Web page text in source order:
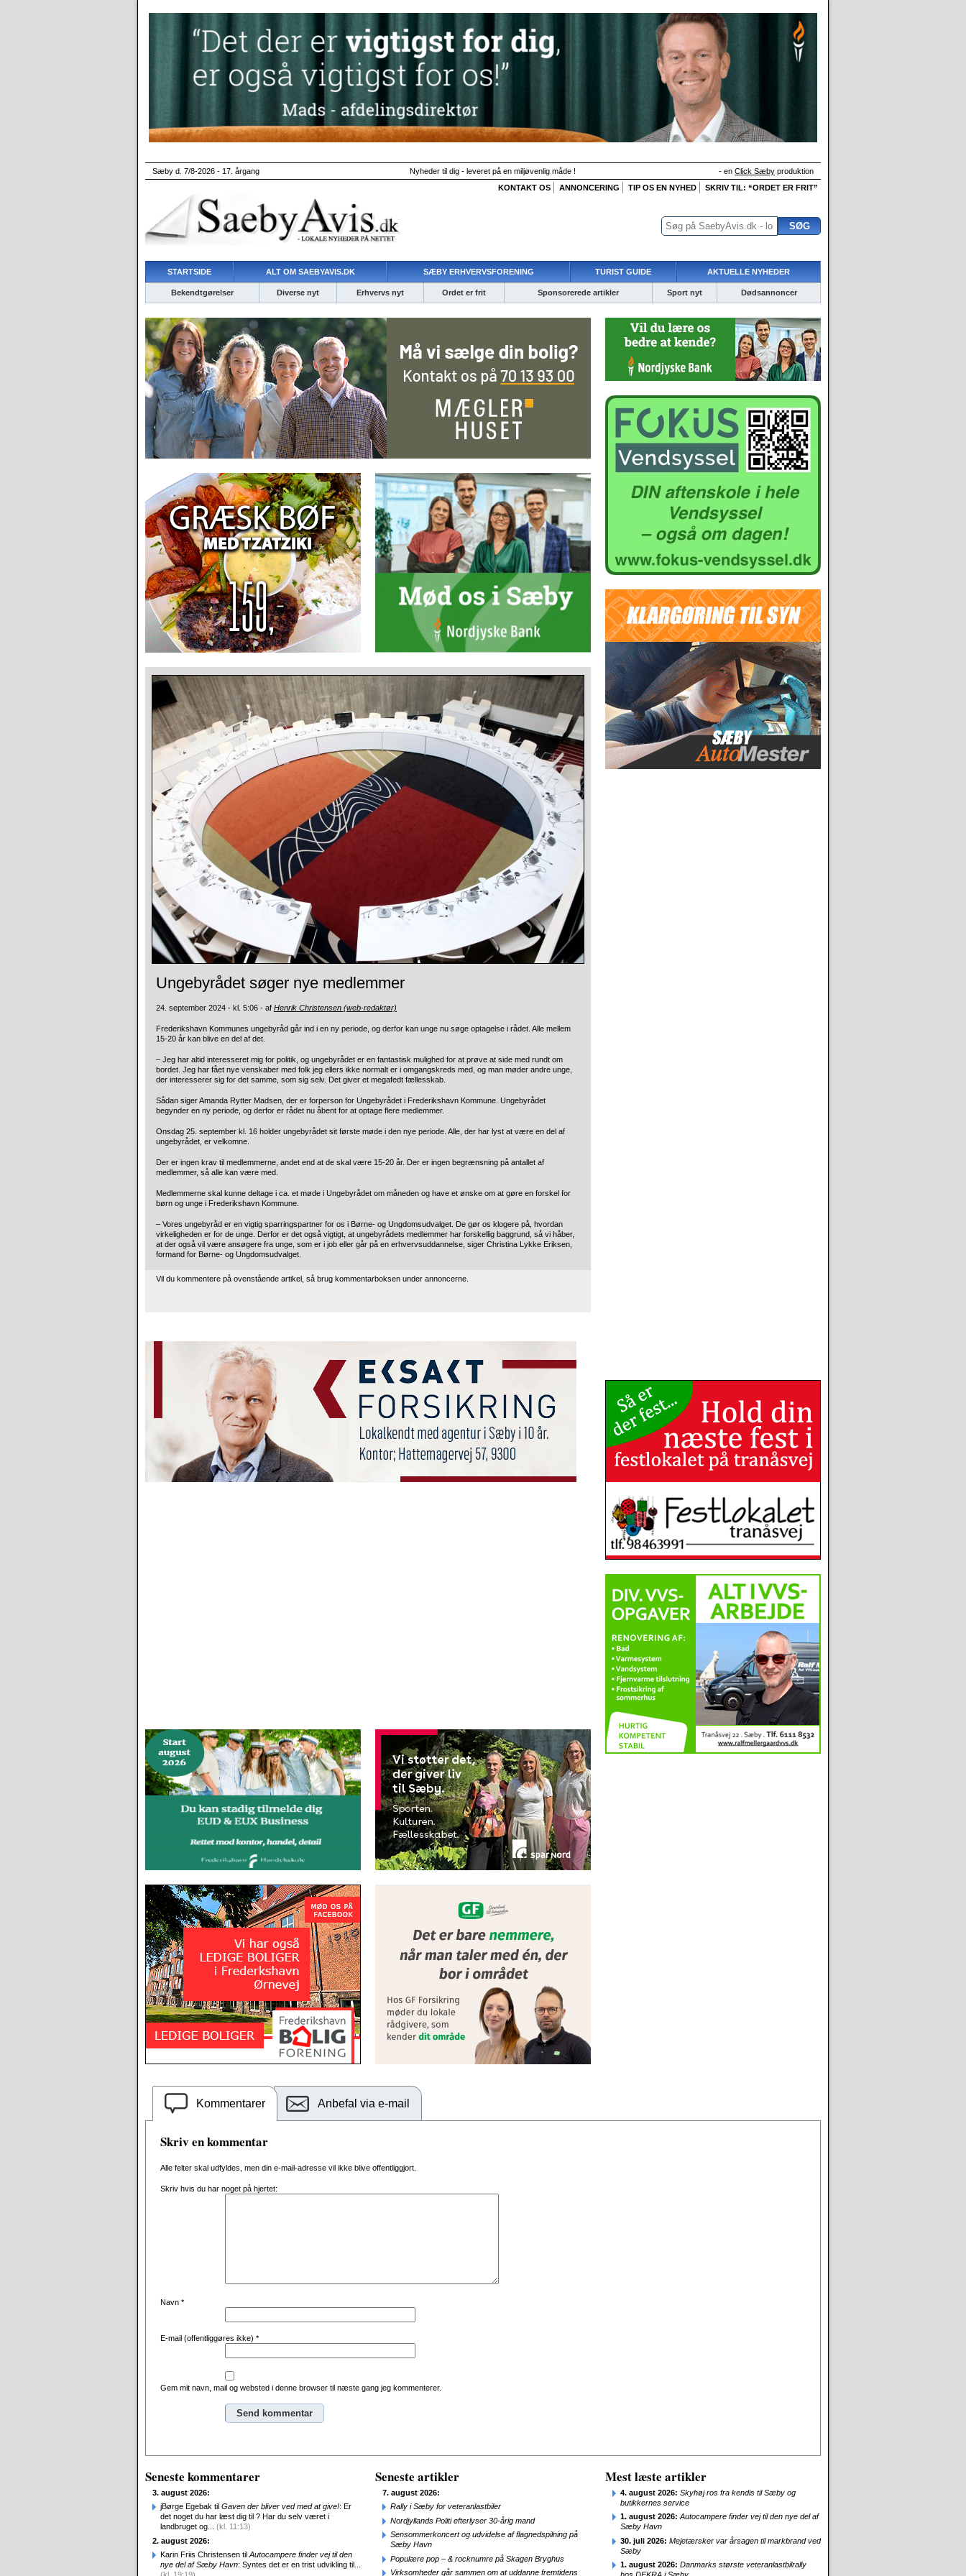
Sæby d. 7/8-2026 - 17. årgang Nyheder til dig - leveret på en miljøvenlig måde ! - en Click Sæby produktion
KONTAKT OS
ANNONCERING TIP OS EN NYHED SKRIV TIL: “ORDET ER FRIT”
STARTSIDE ALT OM SAEBYAVIS.DK SÆBY ERHVERVSFORENING TURIST GUIDE AKTUELLE NYHEDER
Bekendtgørelser Diverse nyt Erhvervs nyt Ordet er frit Sponsorerede artikler Sport nyt Dødsannoncer
Ungebyrådet søger nye medlemmer
24. september 2024 - kl. 5:06 - af Henrik Christensen (web-redaktør)
Frederikshavn Kommunes ungebyråd går ind i en ny periode, og derfor kan unge nu søge optagelse i rådet. Alle mellem
15-20 år kan blive en del af det.
– Jeg har altid interesseret mig for politik, og ungebyrådet er en fantastisk mulighed for at prøve at side med rundt om
bordet. Jeg har fået nye venskaber med folk jeg ellers ikke normalt er i omgangskreds med, og man møder andre unge,
der interesserer sig for det samme, som sig selv. Det giver et megafedt fællesskab.
Sådan siger Amanda Rytter Madsen, der er forperson for Ungebyrådet i Frederikshavn Kommune. Ungebyrådet
begynder en ny periode, og derfor er rådet nu åbent for at optage flere medlemmer.
Onsdag 25. september kl. 16 holder ungebyrådet sit første møde i den nye periode. Alle, der har lyst at være en del af
ungebyrådet, er velkomne.
Der er ingen krav til medlemmerne, andet end at de skal være 15-20 år. Der er ingen begrænsning på antallet af
medlemmer, så alle kan være med.
Medlemmerne skal kunne deltage i ca. et møde i Ungebyrådet om måneden og have et ønske om at gøre en forskel for
børn og unge i Frederikshavn Kommune.
– Vores ungebyråd er en vigtig sparringspartner for os i Børne- og Ungdomsudvalget. De gør os klogere på, hvordan
virkeligheden er for de unge. Derfor er det også vigtigt, at ungebyrådets medlemmer har forskellig baggrund, så vi håber,
at der også vil være ansøgere fra unge, som er i job eller går på en erhvervsuddannelse, siger Christina Lykke Eriksen,
formand for Børne- og Ungdomsudvalget.
Vil du kommentere på ovenstående artikel, så brug kommentarboksen under annoncerne.
Kommentarer Anbefal via e-mail
Skriv en kommentar
Alle felter skal udfyldes, men din e-mail-adresse vil ikke blive offentliggjort.
Skriv hvis du har noget på hjertet:
Navn *
E-mail (offentliggøres ikke) *
Gem mit navn, mail og websted i denne browser til næste gang jeg kommenterer.
Seneste kommentarer
3. august 2026:
jBørge Egebak til Gaven der bliver ved med at give!: Er
det noget du har læst dig til ? Har du selv været i
landbruget og... (kl. 11:13)
2. august 2026:
Karin Friis Christensen til Autocampere finder vej til den
nye del af Sæby Havn: Syntes det er en trist udvikling til...
Seneste artikler
7. august 2026:
Rally i Sæby for veteranlastbiler
Nordjyllands Politi efterlyser 30-årig mand
Sensommerkoncert og udvidelse af flagnedspilning på
Sæby Havn
Populære pop – & rocknumre på Skagen Bryghus
Virksomheder går sammen om at uddanne fremtidens
Mest læste artikler
4. august 2026: Skyhøj ros fra kendis til Sæby og
butikkernes service
1. august 2026: Autocampere finder vej til den nye del af
Sæby Havn
30. juli 2026: Mejetærsker var årsagen til markbrand ved
Sæby
1. august 2026: Danmarks største veteranlastbilrally